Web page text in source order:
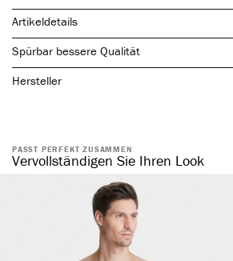
Artikeldetails
reine, natürliche Baumwolle
hochwertige Borte
ohne störende Seitennähte
anliegende Passform
atmungsaktiv & temperaturausgleichend
kochfest, pflegeleicht & hautsympathisch
spürbar hochwertig
langlebig & strapazierfähig aufgrund des
Spürbar bessere Qualität
Hersteller
PASST PERFEKT ZUSAMMEN
Vervollständigen Sie Ihren Look